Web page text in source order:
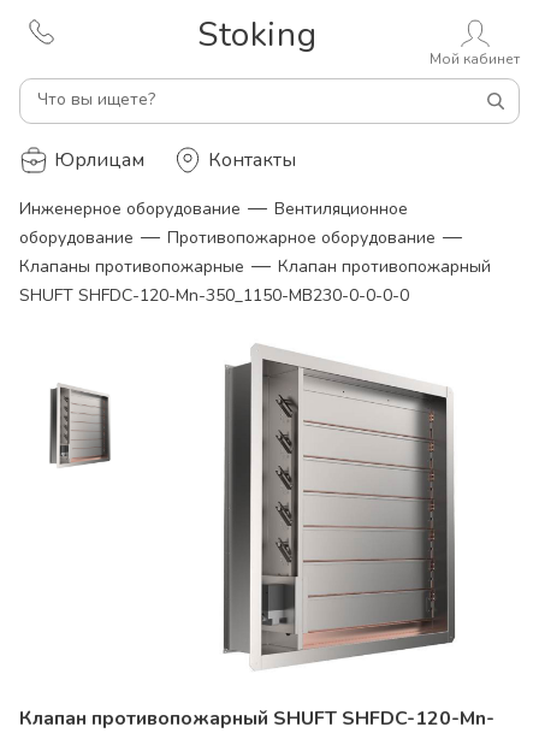
Stoking
Что вы ищете?
Мой кабинет
Юрлицам Контакты
Инженерное оборудование — Вентиляционное
оборудование — Противопожарное оборудование —
Клапаны противопожарные — Клапан противопожарный
SHUFT SHFDC-120-Mn-350_1150-MB230-0-0-0-0
Клапан противопожарный SHUFT SHFDC-120-Mn-